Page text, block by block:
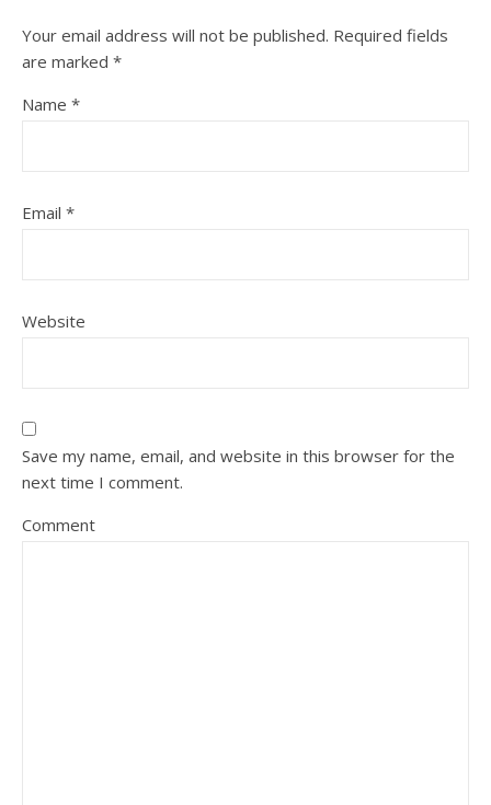
Your email address will not be published. Required fields
are marked *
Name *
Email *
Website
Save my name, email, and website in this browser for the
next time I comment.
Comment